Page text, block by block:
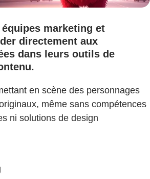
marketing et
directement aux
dans leurs outils de
en scène des personnages
même sans compétences
ni solutions de design